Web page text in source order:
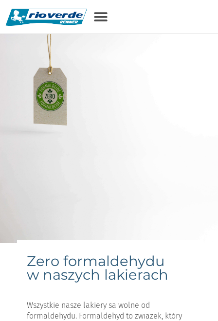
treści
Zero formaldehydu
w naszych lakierach
Wszystkie nasze lakiery sa wolne od
formaldehydu. Formaldehyd to zwiazek, który